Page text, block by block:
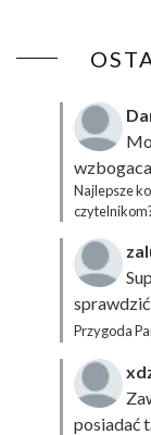
Najlepsze
Przygoda
posiadać